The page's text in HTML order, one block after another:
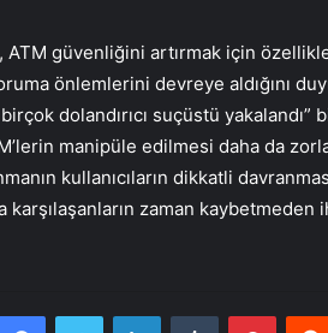
ATM güvenliğini artırmak için
önlemlerini devreye aldığını
dolandırıcı suçüstü yakalandı”
manipüle edilmesi daha da
kullanıcıların dikkatli
karşılaşanların zaman
FacebookTwitter LinkedInTumblr